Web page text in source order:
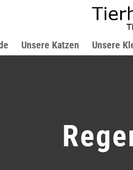
Unsere Katzen Unsere